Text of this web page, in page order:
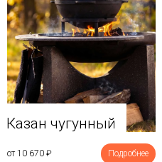
Казан чугунный
от 10 670 ₽ Подробнее